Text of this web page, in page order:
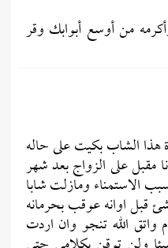
من أوسع أبوابك وقر
هذا الشاب بكيت على حاله
مقبل على الزواج بعد شهر
الاستمناء ومازلت شابا
قبل اوانه عوقب بحرمانه
الله تنجو وان اردت